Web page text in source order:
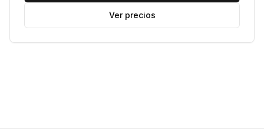
Ver precios